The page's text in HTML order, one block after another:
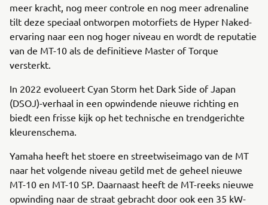
meer kracht, nog meer controle en nog meer adrenaline
tilt deze speciaal ontworpen motorfiets de Hyper Naked-
ervaring naar een nog hoger niveau en wordt de reputatie
van de MT-10 als de definitieve Master of Torque
versterkt.
In 2022 evolueert Cyan Storm het Dark Side of Japan
(DSOJ)-verhaal in een opwindende nieuwe richting en
biedt een frisse kijk op het technische en trendgerichte
kleurenschema.
Yamaha heeft het stoere en streetwiseimago van de MT
naar het volgende niveau getild met de geheel nieuwe
MT-10 en MT-10 SP. Daarnaast heeft de MT-reeks nieuwe
opwinding naar de straat gebracht door ook een 35 kW-